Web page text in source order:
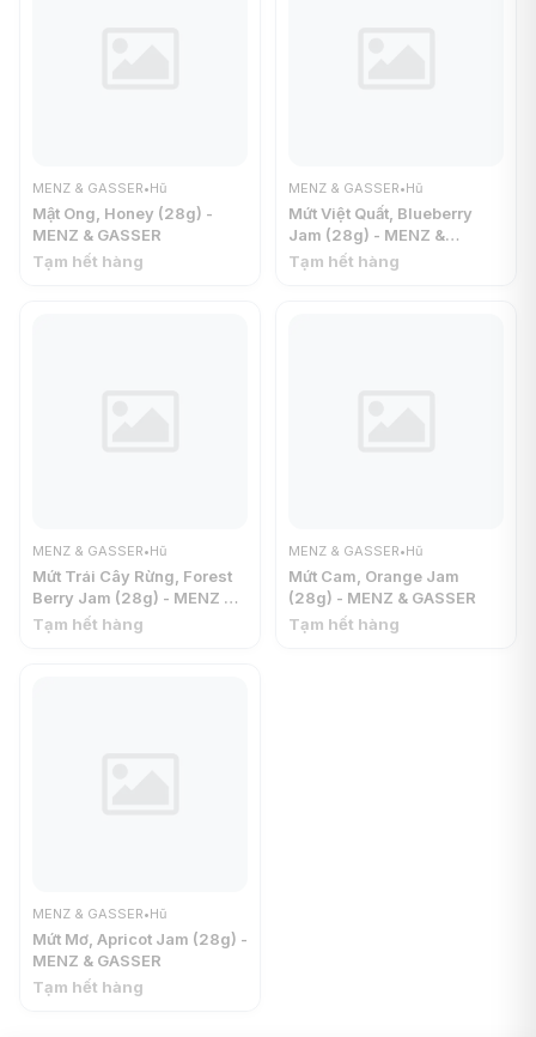
MENZ & GASSER•Hũ
Mật Ong, Honey (28g) -
MENZ & GASSER
Tạm hết hàng
MENZ & GASSER•Hũ
Mứt Việt Quất, Blueberry
Jam (28g) - MENZ &
GASSER
Tạm hết hàng
MENZ & GASSER•Hũ
Mứt Trái Cây Rừng, Forest
Berry Jam (28g) - MENZ &
GASSER
Tạm hết hàng
MENZ & GASSER•Hũ
Mứt Cam, Orange Jam
(28g) - MENZ & GASSER
Tạm hết hàng
MENZ & GASSER•Hũ
Mứt Mơ, Apricot Jam (28g) -
MENZ & GASSER
Tạm hết hàng